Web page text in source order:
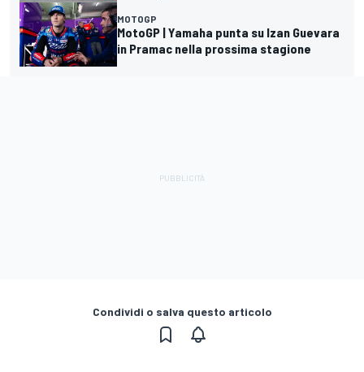
MOTOGP
MotoGP | Yamaha punta su Izan Guevara
in Pramac nella prossima stagione
Condividi o salva questo articolo